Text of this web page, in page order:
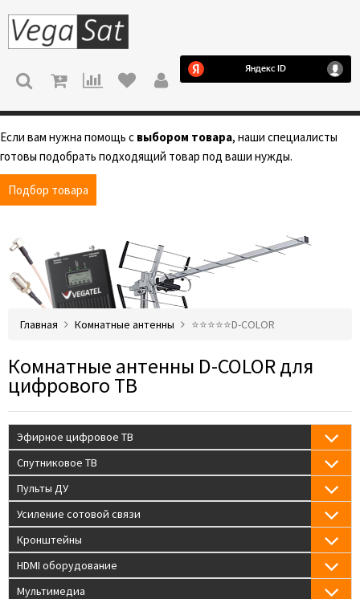
МЕНЮ
Если вам нужна помощь с выбором товара, наши специалисты
готовы подобрать подходящий товар под ваши нужды.
Подбор товара
Главная Комнатные антенны ⭐️⭐️⭐️⭐️⭐️D-COLOR
Комнатные антенны D-COLOR для
цифрового ТВ
Эфирное цифровое ТВ
Спутниковое ТВ
Пульты ДУ
Усиление сотовой связи
Кронштейны
HDMI оборудование
Мультимедиа